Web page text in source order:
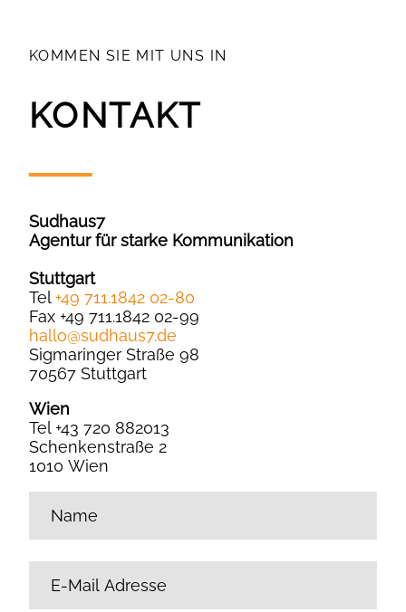
KOMMEN SIE MIT UNS IN
KONTAKT
Sudhaus7
Agentur für starke Kommunikation
Stuttgart
Tel +49 711.1842 02-80
Fax +49 711.1842 02-99
hallo@sudhaus7.de
Sigmaringer Straße 98
70567 Stuttgart
Wien
Tel +43 720 882013
Schenkenstraße 2
1010 Wien